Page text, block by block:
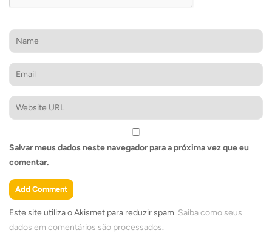
Salvar meus dados neste navegador para a próxima vez que eu
comentar.
Este site utiliza o Akismet para reduzir spam. Saiba como seus
dados em comentários são processados.